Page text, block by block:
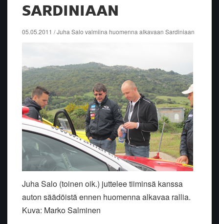
SARDINIAAN
05.05.2011 / Juha Salo valmiina huomenna alkavaan Sardiniaan
Juha Salo (toinen oik.) juttelee tiiminsä kanssa
auton säädöistä ennen huomenna alkavaa rallia.
Kuva: Marko Salminen